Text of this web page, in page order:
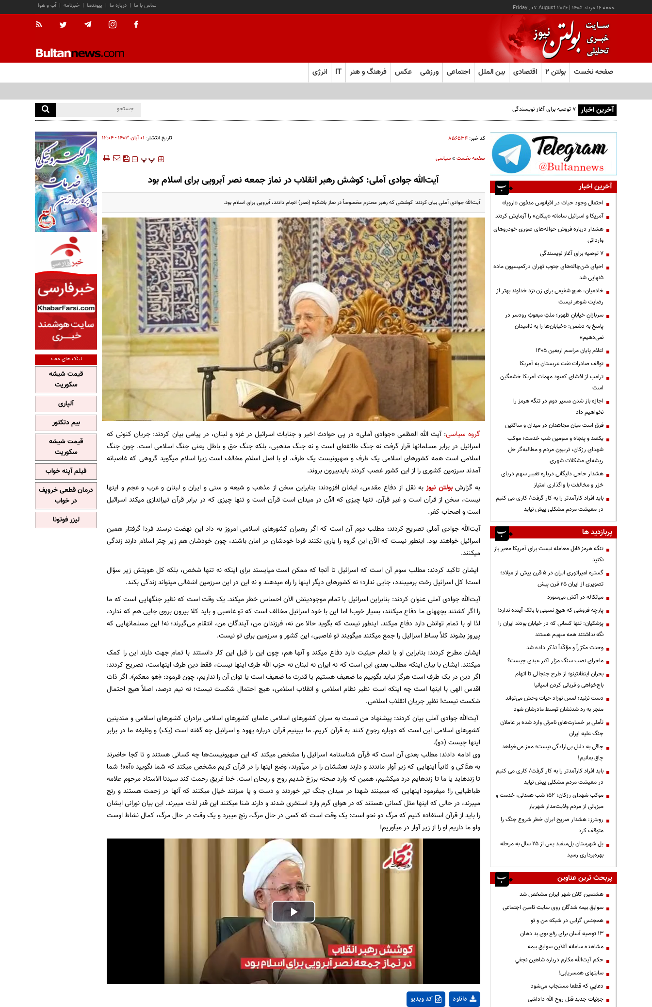
جمعه ۱۶ مرداد ۱۴۰۵ |
Friday , 07 August 2026 آب و هوا | خبرنامه | پیوندها | درباره ما | تماس با ما
صفحه نخست بولتن ۲ اقتصادی بین الملل اجتماعی ورزشی عکس فرهنگ و هنر IT انرژی
آخرین اخبار احیای شن‌چاله‌های جنوب تهران درکمیسیون ماده ۵نهایی شد
کد خبر: ۸۵۶۵۳۴ تاریخ انتشار: ۰۱ آبان ۱۴۰۳ - ۱۲:۰۴
صفحه نخست»سیاسی ‍‍‍ پ پ
آیت‌الله جوادی آملی: کوشش رهبر انقلاب در نماز جمعه نصر آبرویی برای اسلام بود
آیت‌الله جوادی آملی بیان کردند: کوششی که رهبر محترم مخصوصاً در نماز باشکوه (نصر) انجام دادند، آبرویی برای اسلام بود.
گروه سیاسی: آیت الله العظمی «جوادی آملی» در پی حوادث اخیر و جنایات اسرائیل در غزه و لبنان، در پیامی بیان کردند: جریان کنونی که
اسرائیل در برابر مسلمانها قرار گرفت نه جنگ طائفه‌ای است و نه جنگ مذهبی، بلکه جنگ حق و باطل یعنی جنگ اسلامی است. چون جنگ
اسلامی است همه کشور‌های اسلامی یک طرف و صهیونیست یک طرف. او با اصل اسلام مخالف است زیرا اسلام میگوید گروهی که غاصبانه
آمدند سرزمین کشوری را از این کشور غصب کردند بایدبیرون بروند.
به گزارشبولتن نیوزبه نقل از دفاع مقدس، ایشان افزودند: بنابراین سخن از مذهب و شیعه و سنی و ایران و لبنان و عرب و عجم و اینها
نیست، سخن از قرآن است و غیر قرآن. تنها چیزی که الآن در میدان است قرآن است و تنها چیزی که در برابر قرآن تیراندازی میکند اسرائیل
است و اصحاب کفر.
آیت‌الله جوادی آملی تصریح کردند: مطلب دوم آن است که اگر رهبران کشور‌های اسلامی امروز به داد این نهضت نرسند فردا گرفتار همین
اسرائیل خواهند بود. اینطور نیست که الآن این گروه را یاری نکنند فردا خودشان در امان باشند، چون خودشان هم زیر چتر اسلام دارند زندگی
میکنند.
ایشان تاکید کردند: مطلب سوم آن است که اسرائیل تا آنجا که ممکن است میایستد برای اینکه نه تنها شخص، بلکه کل هویتش زیر سؤال
است! کل اسرائیل رخت برمیبندد، جایی ندارد؛ نه کشور‌های دیگر اینها را راه میدهند و نه این در این سرزمین اشغالی میتواند زندگی بکند.
آیت‌الله جوادی آملی عنوان کردند: بنابراین اسرائیل با تمام موجودیتش الآن احساس خطر میکند. یک وقت است که نظیر جنگهایی است که ما
را اگر کشتند بچههای ما دفاع میکنند، بسیار خوب! اما این با خود اسرائیل مخالف است که تو غاصبی و باید کلا بیرون بروی جایی هم که ندارد،
لذا او با تمام توانش دارد دفاع میکند. اینطور نیست که بگوید حالا من نه، فرزندان من، آیندگان من، انتقام می‌گیرند؛ نه! این مسلمانهایی که
پیروز بشوند کلاً بساط اسرائیل را جمع میکنند میگویند تو غاصبی، این کشور و سرزمین برای تو نیست.
ایشان مطرح کردند: بنابراین او با تمام حیثیت دارد دفاع میکند و آنها هم، چون این را قبل این کار دانستند با تمام جهت دارند این را کمک
میکنند. ایشان با بیان اینکه مطلب بعدی این است که نه ایران نه لبنان نه حزب الله طرف اینها نیست، فقط دین طرف اینهاست، تصریح کردند:
اگر دین در یک طرف است هرگز نباید بگوییم ما ضعیف هستیم یا قدرت ما ضعیف است یا توان آن را نداریم، چون فرمود: ﴿هو معکم﴾. اگر ذات
اقدس الهی با اینها است چه اینکه است نظیر نظام اسلامی و انقلاب اسلامی، هیچ احتمال شکست نیست؛ نه نیم درصد، اصلاً هیچ احتمال
شکست نیست! نظیر جریان انقلاب اسلامی.
آیت‌الله جوادی آملی بیان کردند: پیشنهاد من نسبت به سران کشور‌های اسلامی علمای کشور‌های اسلامی برادران کشور‌های اسلامی و متدینین
کشور‌های اسلامی این است که دوباره رجوع کنند به قرآن کریم. ما ببینیم قرآن درباره یهود و اسرائیل چه گفته است (یک) و وظیفه ما در برابر
اینها چیست (دو).
وی ادامه دادند: مطلب بعدی آن است که قرآن شناسنامه اسرائیل را مشخص میکند که این صهیونیست‌ها چه کسانی هستند و تا کجا حاضرند
به هتّاکی و ثانیاً اینهایی که زیر آوار ماندند و دارند نعششان را در میآورند، وضع اینها را در قرآن کریم مشخص میکند که شما نگویید «آه»! شما
تا زندهاید یا ما تا زندهایم درد میکشیم، همین که وارد صحنه برزخ شدیم روح و ریحان است. خدا غریق رحمت کند سیدنا الاستاد مرحوم علامه
طباطبایی را! میفرمود اینهایی که میبینند شهدا در میدان جنگ تیر خوردند و دست و پا میزنند خیال میکنند که آنها در زحمت هستند و رنج
میبرند، در حالی که اینها مثل کسانی هستند که در هوای گرم وارد استخری شدند و دارند شنا میکنند این قدر لذت میبرند. این بیان نورانی ایشان
را باید از قرآن استفاده کنیم که مرگ دو نحو است: یک وقت است که کسی در حال مرگ، رنج میبرد و یک وقت در حال مرگ، کمال نشاط اوست
ولو ما داریم او را از زیر آوار در میآوریم!
Play
Video
کد ویدیو دانلود
آخرین اخبار
احتمال وجود حیات در اقیانوس مدفون «اروپا»
آمریکا و اسرائیل سامانه «پیکان» را آزمایش کردند
هشدار درباره فروش حواله‌های صوری خودروهای
وارداتی
۷ توصیه برای آغاز نویسندگی
احیای شن‌چاله‌های جنوب تهران درکمیسیون ماده
۵نهایی شد
خادمیان: هیچ شفیعی برای زن نزد خداوند بهتر از
رضایت شوهر نیست
سربازانِ خیابانِ ظهور؛ ملتِ مبعوثِ رودسر در
پاسخ به دشمن: «خیابان‌ها را به ناامیدان
نمی‌دهیم»
اعلام پایان مراسم اربعین ۱۴۰۵
توقف صادرات نفت عربستان به آمریکا
ترامپ از افشای کمبود مهمات آمریکا خشمگین
است
اجازه باز شدن مسیر دوم در تنگه هرمز را
نخواهیم داد
فرق است میان مجاهدان در میدان و ساکتین
یکصد و پنجاه و سومین شب خدمت؛ موکب
شهدای رزکان، تریبون مردم و مطالبه‌گر حل
ریشه‌ای مشکلات شهری
هشدار حاجی دلیگانی درباره تغییر سهم دریای
خزر و مخالفت با واگذاری امتیاز
باید افراد کارآمدتر را به کار گرفت/ کاری می کنیم
در معیشت مردم مشکلی پیش نیاید
پربازدید ها
تنگه هرمز قابل معامله نیست برای آمریکا معبر باز
نکنید
گستره امپراتوری ایران در ۵ قرن پیش از میلاد؛
تصویری از ایران ۲۵ قرن پیش
میانکاله در آتش می‌سوزد
پارچه فروشی که هیچ نسبتی با بانک آینده ندارد!
پزشکیان: تنها کسانی که در خیابان بودند ایران را
نگه نداشتند همه سهیم هستند
وحدت مکرّراً و مؤکّداً تذکر داده شد
ماجرای نصب سنگ مزار اکبر عبدی چیست؟
بحران اینفانتینو؛ از طرح جنجالی تا اتهام
باج‌خواهی و قربانی کردن اسپانیا
دست نزنید؛ لمس نوزاد حیات وحش می‌تواند
منجر به رد شدنشان توسط مادرشان شود
تأملی بر خسارت‌های نامرئی وارد شده بر عاملان
جنگ علیه ایران
چاقی به دلیل بی‌ارادگی نیست؛ مغز می‌خواهد
چاق بمانیم!
باید افراد کارآمدتر را به کار گرفت/ کاری می کنیم
در معیشت مردم مشکلی پیش نیاید
موکب شهدای رزکان؛ ۱۵۲ شب همدلی، خدمت و
میزبانی از مردم ولایت‌مدار شهریار
رویترز: هشدار صریح ایران خطر شروع جنگ را
متوقف کرد
پل شهرستان پل‌سفید پس از ۲۵ سال به مرحله
بهره‌برداری رسید
پربحث ترین عناوین
هشتمین کلان شهر ایران مشخص شد
سوابق بیمه شدگان روی سایت تامین اجتماعی
همجنس گرایی در شبکه من و تو
13 توصیه آسان برای رفع بوی بد دهان
مشاهده سامانه آنلاين سوابق بیمه
حكم آيت‌الله مكارم درباره شاهين نجفي
سایتهای همسریابی!
دعايي كه قطعا مستجاب مي‌شود
جزئیات جدید قتل روح الله داداشی
لینک های مفید
قیمت شیشه
سکوریت
آلپاری
بیم دتکتور
قیمت شیشه
سکوریت
فیلم آپنه خواب
درمان قطعی خروپف
در خواب
لیزر فوتونا